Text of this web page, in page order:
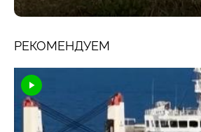
РЕКОМЕНДУЕМ